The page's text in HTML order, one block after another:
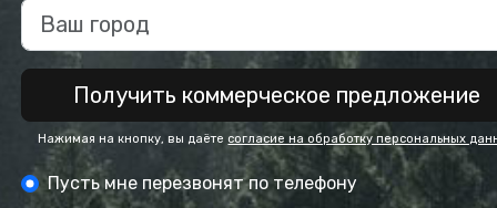
Получить коммерческое предложение
Нажимая на кнопку, вы даёте согласие на обработку персональных
Пусть мне перезвонят по телефону